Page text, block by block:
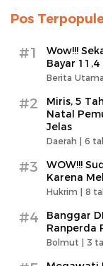
Pos
#1
Wow!!!
Bayar
Berita
#2
Miris, 5
Natal
Jelas
Daerah | 6
#3
WOW!!!
Karena
Hukrim | 8
#4
Banggar
Ranperda
Bolmut | 3